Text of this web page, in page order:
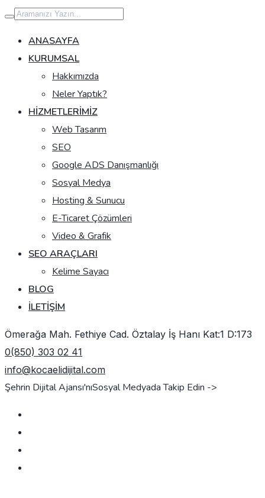
İçeriğe
geç
ANASAYFA
KURUMSAL
Hakkımızda
Neler Yaptık?
HIZMETLERIMIZ
Web Tasarım
SEO
Google ADS Danışmanlığı
Sosyal Medya
Hosting & Sunucu
E-Ticaret Çözümleri
Video & Grafik
SEO ARAÇLARI
Kelime Sayacı
BLOG
İLETIŞIM
Ömerağa Mah. Fethiye Cad. Öztalay İş Hanı Kat:1 D:173
0(850) 303 02 41
info@kocaelidijital.com
Şehrin Dijital Ajansı'nıSosyal Medyada Takip Edin ->